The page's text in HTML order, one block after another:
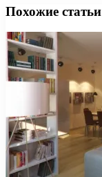
Похожие статьи